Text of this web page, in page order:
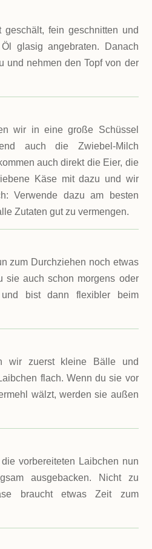
fein geschnitten und
glasig angebraten. Danach
und nehmen den Topf von der
wir in eine große Schüssel
auch die Zwiebel-Milch
auch direkt die Eier, die
Käse mit dazu und wir
Verwende dazu am besten
Zutaten gut zu vermengen.
zum Durchziehen noch etwas
sie auch schon morgens oder
bist dann flexibler beim
wir zuerst kleine Bälle und
flach. Wenn du sie vor
wälzt, werden sie außen
vorbereiteten Laibchen nun
ausgebacken. Nicht zu
braucht etwas Zeit zum